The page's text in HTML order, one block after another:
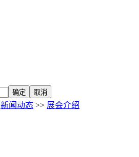
新闻动态 >> 展会介绍